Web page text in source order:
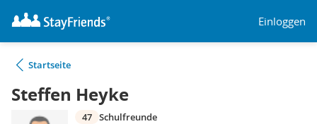
Einloggen
Startseite
Steffen Heyke
47 Schulfreunde